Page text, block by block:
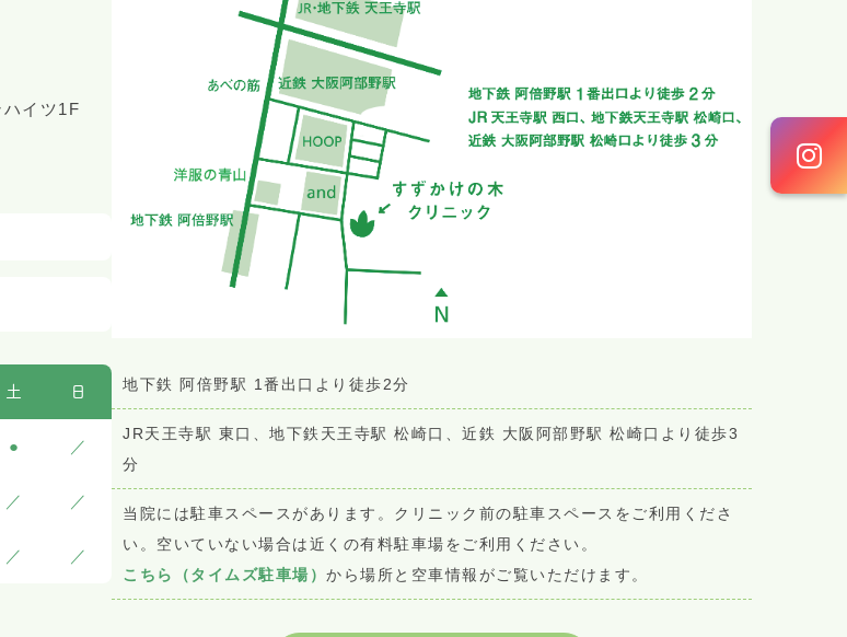
イツ1F
土 日
● ／
／ ／
／ ／
地下鉄 阿倍野駅 1番出口より徒歩2分
JR天王寺駅 東口、地下鉄天王寺駅 松崎口、近鉄 大阪阿部野駅 松崎口より徒歩3
分
当院には駐車スペースがあります。クリニック前の駐車スペースをご利用くださ
い。空いていない場合は近くの有料駐車場をご利用ください。
こちら（タイムズ駐車場） から場所と空車情報がご覧いただけます。